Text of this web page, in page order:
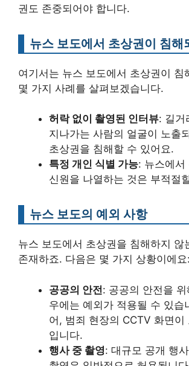
권도 존중되어야 합니다.
뉴스 보도에서 초상권이 침해
여기서는 뉴스 보도에서 초상권이 침
몇 가지 사례를 살펴보겠습니다.
허락 없이 촬영된 인터뷰: 길거
지나가는 사람의 얼굴이 노출
초상권을 침해할 수 있어요.
특정 개인 식별 가능: 뉴스에서
신원을 나열하는 것은 부적절
뉴스 보도의 예외 사항
뉴스 보도에서 초상권을 침해하지 않
존재하죠. 다음은 몇 가지 상황이에요:
공공의 안전: 공공의 안전을
우에는 예외가 적용될 수 있습
어, 범죄 현장의 CCTV 화면이
입니다.
행사 중 촬영: 대규모 공개 행